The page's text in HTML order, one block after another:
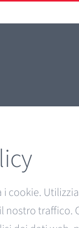
i cookie.
nostro